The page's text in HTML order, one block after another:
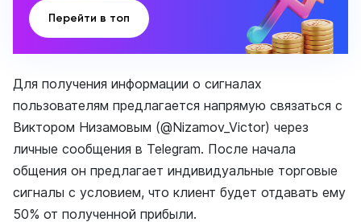
Перейти в топ
Для получения информации о сигналах
пользователям предлагается напрямую связаться с
Виктором Низамовым (@Nizamov_Victor) через
личные сообщения в Telegram. После начала
общения он предлагает индивидуальные торговые
сигналы с условием, что клиент будет отдавать ему
50% от полученной прибыли.